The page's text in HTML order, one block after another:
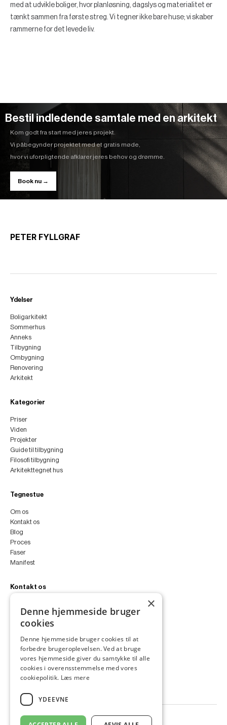
med at udvikle boliger, hvor planløsning, dagslys og materialitet er
tænkt sammen fra første streg. Vi tegner ikke bare huse; vi skaber
rammerne for det levede liv.
Bestil indledende samtale med en arkitekt
Kom godt fra start med jeres projekt.
Vi påbegynder projektet med et gratis møde,
hvor vi uforpligtende afklarer jeres behov og drømme.
Book nu →
PETER FYLLGRAF
Ydelser
Boligarkitekt
Sommerhus
Anneks
Tilbygning
Ombygning
Renovering
Arkitekt
Kategorier
Priser
Viden
Projekter
Guide til tilbygning
Filosofi tilbygning
Arkitekttegnet hus
Tegnestue
Om os
Kontakt os
Blog
Proces
Faser
Manifest
Kontakt os
+45 4252 0011
VA11a
2300 København S
Instagram
LinkedIn
×
Denne hjemmeside bruger
cookies
Denne hjemmeside bruger cookies til at
forbedre brugeroplevelsen. Ved at bruge
vores hjemmeside giver du samtykke til alle
cookies i overensstemmelse med vores
cookiepolitik. Læs mere
YDEEVNE